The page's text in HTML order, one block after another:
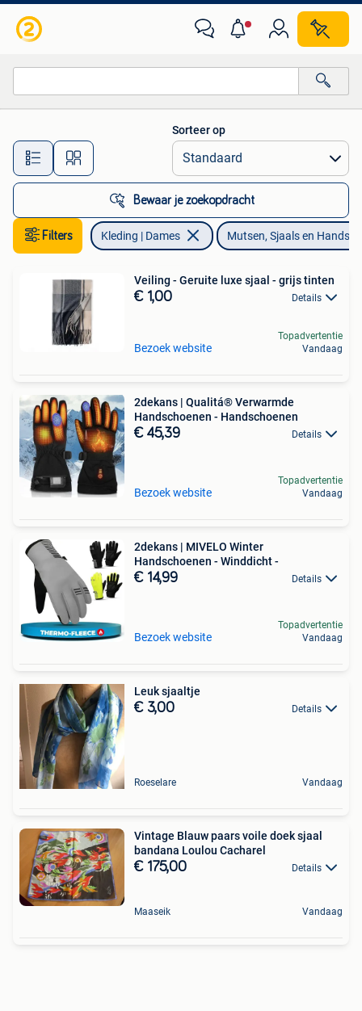
Alle afstanden…
Sorteer op
Bewaar je zoekopdracht
Filters Kleding | Dames Mutsen, Sjaals en
Veiling - Geruite luxe sjaal - grijs tinten
€ 1,00 Details
Bezoek website
Topadvertentie
Vandaag
2dekans | Qualitá® Verwarmde
Handschoenen - Handschoenen
€ 45,39 Details
Bezoek website
Topadvertentie
Vandaag
2dekans | MIVELO Winter
Handschoenen - Winddicht -
€ 14,99 Details
Bezoek website
Topadvertentie
Vandaag
Leuk sjaaltje
€ 3,00 Details
Roeselare Vandaag
Vintage Blauw paars voile doek sjaal
bandana Loulou Cacharel
€ 175,00 Details
Maaseik Vandaag